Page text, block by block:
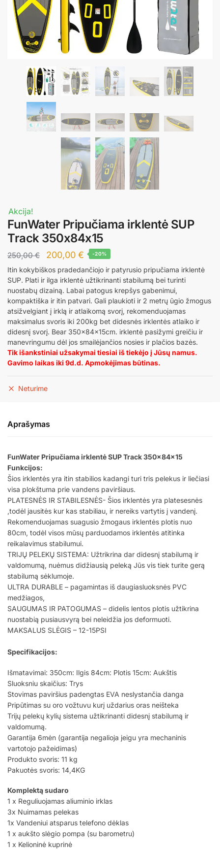
Akcija!
FunWater Pripučiama irklentė SUP
Track 350x84x15
250,00€
Original
price
was:
250,00 €.
200,00 € Current
price
is:
200,00 €.
-20%
Itin kokybiškos pradedančiojo ir patyrusio pripučiama irklentė
SUP. Plati ir ilga irklentė užtikrinanti stabilumą bei turinti
nuostabų dizainą. Labai patogus krepšys gabenimui,
kompaktiška ir itin patvari. Gali plaukioti ir 2 metrų ūgio žmogus
atsižvelgiant į irklą ir atlaikomą svorį, rekomenduojamas
maksimalus svoris iki 200kg bet didesnės irklentės atlaiko ir
didesnį svorį. Bear 350x84x15cm. irklentė pasižymi greičiu ir
manevringumu dėl jos smailėjančios nosies ir plačios bazės.
Tik išankstiniai užsakymai tiesiai iš tiekėjo į Jūsų namus.
Gavimo laikas iki 9d.d. Apmokėjimas būtinas.
Neturime
Aprašymas
FunWater Pripučiama irklentė SUP Track 350x84x15
Funkcijos:
Šios irklentės yra itin stabilios kadangi turi tris pelekus ir liečiasi
visa plokštuma prie vandens paviršiaus.
PLATESNĖS IR STABILESNĖS- Šios irklentės yra platesesnės
,todėl jausitės kur kas stabiliau, ir nereiks vartytis į vandenį.
Rekomenduojamas suagusio žmogaus irklentės plotis nuo
80cm, todėl visos mūsų parduodamos irklentės atitinka
reikalavimus stabilumui.
TRIJŲ PELEKŲ SISTEMA: Užtrikrina dar didesnį stabilumą ir
valdomumą, nuėmus didžiausią peleką Jūs vis tiek turite gerą
stabilumą sėklumoje.
ULTRA DURABLE – pagamintas iš daugiasluoksnės PVC
medžiagos,
SAUGUMAS IR PATOGUMAS – didelis lentos plotis užtikrina
nuostabią pusiausvyrą bei neleidžia jos deformuoti.
MAKSALUS SLĖGIS – 12-15PSI
Specifikacijos:
Išmatavimai: 350cm: Ilgis 84cm: Plotis 15cm: Aukštis
Sluoksniu skaičius: Trys
Stovimas paviršius padengtas EVA neslystančia danga
Pripūtimas su oro vožtuvu kurį uždarius oras neišteka
Trijų pelekų kylių sistema užtikrinanti didesnį stabilumą ir
valdomumą.
Garantija 6mėn (garantija negalioja jeigu yra mechaninis
vartotojo pažeidimas)
Produkto svoris: 11 kg
Pakuotės svoris: 14,4KG
Komplektą sudaro
1 x Reguliuojamas aliuminio irklas
3x Nuimamas pelekas
1x Vandeniui atsparus telefono dėklas
1 x aukšto slėgio pompa (su barometru)
1 x Kelioninė kuprinė